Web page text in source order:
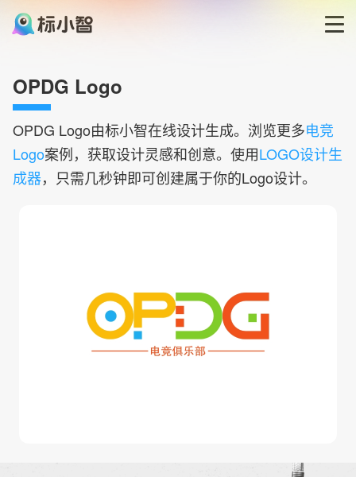
LOGO生成器
LOGO模板
OPDG Logo
OPDG Logo由标小智在线设计生成。浏览更多电竞
Logo案例，获取设计灵感和创意。使用LOGO设计生
成器，只需几秒钟即可创建属于你的Logo设计。